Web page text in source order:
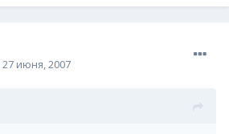
27 июня, 2007